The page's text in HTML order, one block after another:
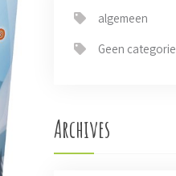
algemeen
Geen categorie
Archives